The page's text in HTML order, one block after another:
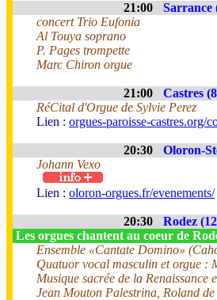
21:00
Sarrance
concert Trio Eufonia
Al Touya soprano
P. Pages trompette
Marc Chiron orgue
21:00 Castres
RéCital d'Orgue de Sylvie Perez
Lien : orgues-paroisse-castres.org/
20:30 Oloron-
Johann Vexo
Lien : oloron-orgues.fr/evenements/
20:30 Rodez
Les orgues chantent au coeur de
Ensemble «Cantate Domino»
Quatuor vocal masculin et orgue :
Musique sacrée de la Renaissance
Jean Mouton Palestrina, Roland